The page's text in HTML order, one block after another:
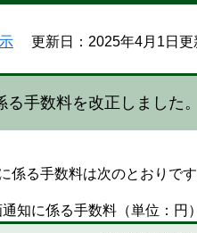
更新日：2025年4月1日更
手数料を改正しました。
る手数料は次のとおりです
知に係る手数料（単位：円）